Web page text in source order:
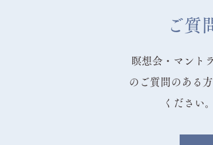
ご質
瞑想会・マント
のご質問のある
ください